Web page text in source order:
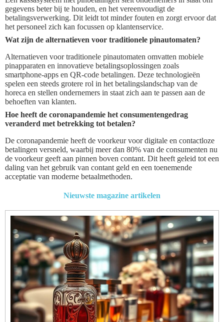
gegevens beter bij te houden, en het vereenvoudigt de
betalingsverwerking. Dit leidt tot minder fouten en zorgt ervoor dat
het personeel zich kan focussen op klantenservice.
Wat zijn de alternatieven voor traditionele pinautomaten?
Alternatieven voor traditionele pinautomaten omvatten mobiele
pinapparaten en innovatieve betalingsoplossingen zoals
smartphone-apps en QR-code betalingen. Deze technologieën
spelen een steeds grotere rol in het betalingslandschap van de
horeca en stellen ondernemers in staat zich aan te passen aan de
behoeften van klanten.
Hoe heeft de coronapandemie het consumentengedrag
veranderd met betrekking tot betalen?
De coronapandemie heeft de voorkeur voor digitale en contactloze
betalingen versneld, waarbij meer dan 80% van de consumenten nu
de voorkeur geeft aan pinnen boven contant. Dit heeft geleid tot een
daling van het gebruik van contant geld en een toenemende
acceptatie van moderne betaalmethoden.
Nieuwste magazine artikelen